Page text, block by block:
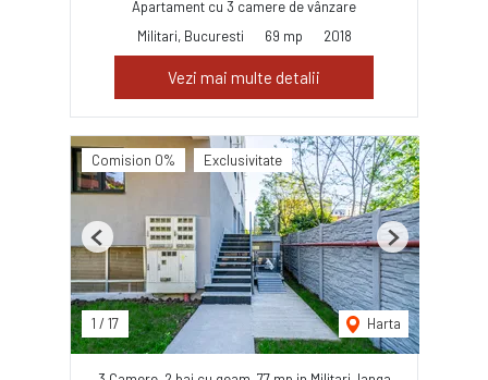
Apartament cu 3 camere de vânzare
Militari, Bucuresti
69 mp 2018
Vezi mai multe detalii
Comision 0% Exclusivitate
1 / 17 Harta
Previous Next